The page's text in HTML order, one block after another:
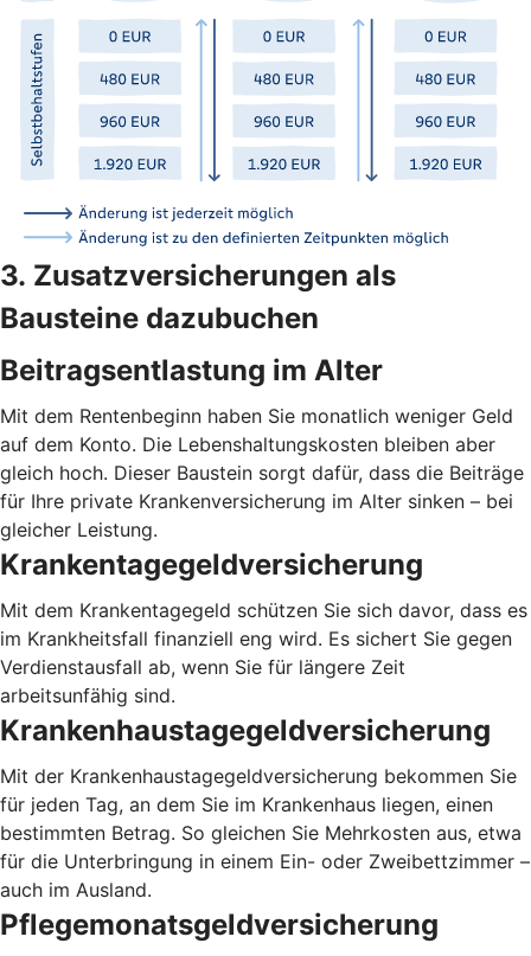
3. Zusatzversicherungen als
Bausteine dazubuchen
Beitragsentlastung im Alter
Mit dem Rentenbeginn haben Sie monatlich weniger Geld
auf dem Konto. Die Lebenshaltungskosten bleiben aber
gleich hoch. Dieser Baustein sorgt dafür, dass die Beiträge
für Ihre private Krankenversicherung im Alter sinken – bei
gleicher Leistung.
Krankentagegeldversicherung
Mit dem Krankentagegeld schützen Sie sich davor, dass es
im Krankheitsfall finanziell eng wird. Es sichert Sie gegen
Verdienstausfall ab, wenn Sie für längere Zeit
arbeitsunfähig sind.
Krankenhaustagegeldversicherung
Mit der Krankenhaustagegeldversicherung bekommen Sie
für jeden Tag, an dem Sie im Krankenhaus liegen, einen
bestimmten Betrag. So gleichen Sie Mehrkosten aus, etwa
für die Unterbringung in einem Ein- oder Zweibettzimmer –
auch im Ausland.
Pflegemonatsgeldversicherung